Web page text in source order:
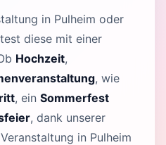
in Pulheim oder
diese mit einer
Hochzeit,
, wie
, ein Sommerfest
, dank unserer
in Pulheim